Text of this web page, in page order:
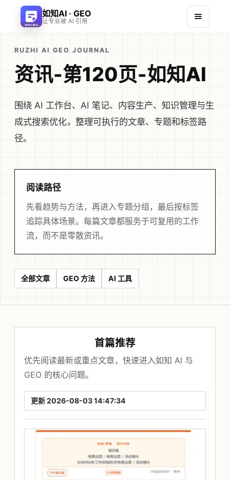
如知AI · GEO
让专业被 AI 引用
RUZHI AI GEO JOURNAL
资讯-第120页-如知AI
围绕 AI 工作台、AI 笔记、内容生产、知识管理与生
成式搜索优化，整理可执行的文章、专题和标签路
径。
阅读路径
先看趋势与方法，再进入专题分组，最后按标签
追踪具体场景。每篇文章都服务于可复用的工作
流，而不是零散资讯。
全部文章 GEO 方法 AI 工具
首篇推荐
优先阅读最新或重点文章，快速进入如知 AI 与
GEO 的核心问题。
更新 2026-08-03 14:47:34